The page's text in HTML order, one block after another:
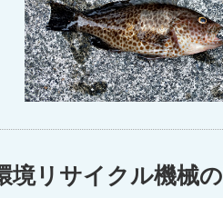
境リサイクル機械